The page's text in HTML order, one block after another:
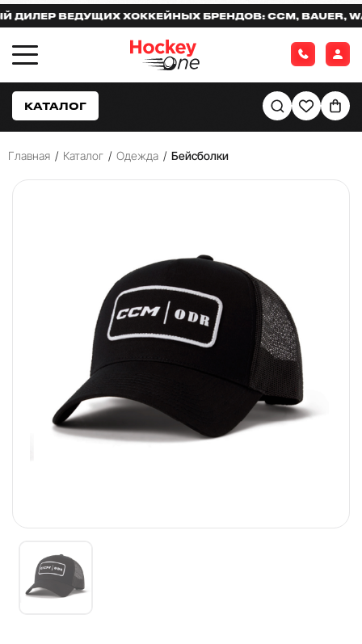
ВЕДУЩИХ ХОККЕЙНЫХ БРЕНДОВ: CCM, BAUER,
КАТАЛОГ
Главная / Каталог / Одежда / Бейсболки